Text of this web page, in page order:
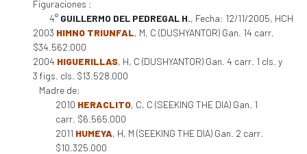
Figuraciones :
4° GUILLERMO DEL PEDREGAL H., Fecha: 12/11/2005, HCH
2003 HIMNO TRIUNFAL, M, C (DUSHYANTOR) Gan. 14 carr.
$34.562.000
2004 HIGUERILLAS, H, C (DUSHYANTOR) Gan. 4 carr. 1 cls. y
3 figs. cls. $13.528.000
Madre de:
2010 HERACLITO, C, C (SEEKING THE DIA) Gan. 1
carr. $6.565.000
2011 HUMEYA, H, M (SEEKING THE DIA) Gan. 2 carr.
$10.325.000